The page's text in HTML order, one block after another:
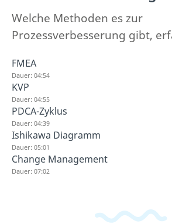
Welche Methoden es zur
Prozessverbesserung gibt,
FMEA
Dauer: 04:54
KVP
Dauer: 04:55
PDCA-Zyklus
Dauer: 04:39
Ishikawa Diagramm
Dauer: 05:01
Change Management
Dauer: 07:02